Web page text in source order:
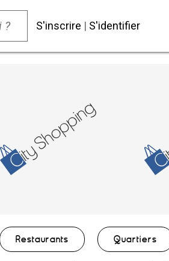
S'inscrire | S'identifier
Restaurants Quartiers